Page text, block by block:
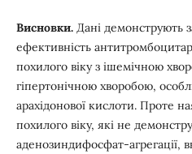
Висновки. Дані демонструють
ефективність
похилого віку з ішемічною
гіпертонічною хворобою,
арахідонової кислоти. Проте
похилого віку, які не
аденозиндифосфат-агрегації,